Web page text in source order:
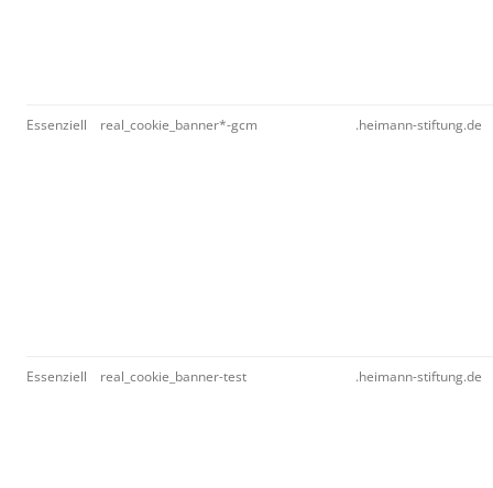
Essenziell real_cookie_banner*-gcm .heimann-stiftung.de
Essenziell real_cookie_banner-test .heimann-stiftung.de